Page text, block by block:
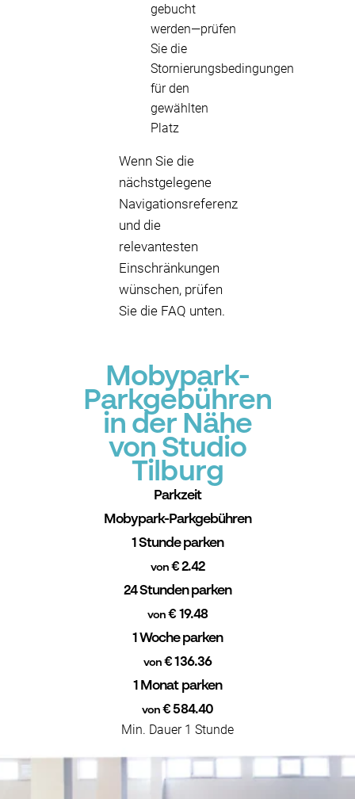
gebucht
werden—prüfen
Sie die
Stornierungsbedingungen
für den
gewählten
Platz
Wenn Sie die
nächstgelegene
Navigationsreferenz
und die
relevantesten
Einschränkungen
wünschen, prüfen
Sie die FAQ unten.
Mobypark-
Parkgebühren
in der Nähe
von Studio
Tilburg
Parkzeit
Mobypark-Parkgebühren
1 Stunde parken
von€ 2.42
24 Stunden parken
von € 19.48
1 Woche parken
von € 136.36
1 Monat parken
von € 584.40
Min. Dauer 1 Stunde